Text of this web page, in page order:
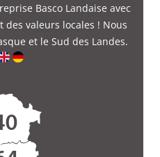
Basco Landaise avec
valeurs locales ! Nous
et le Sud des Landes.